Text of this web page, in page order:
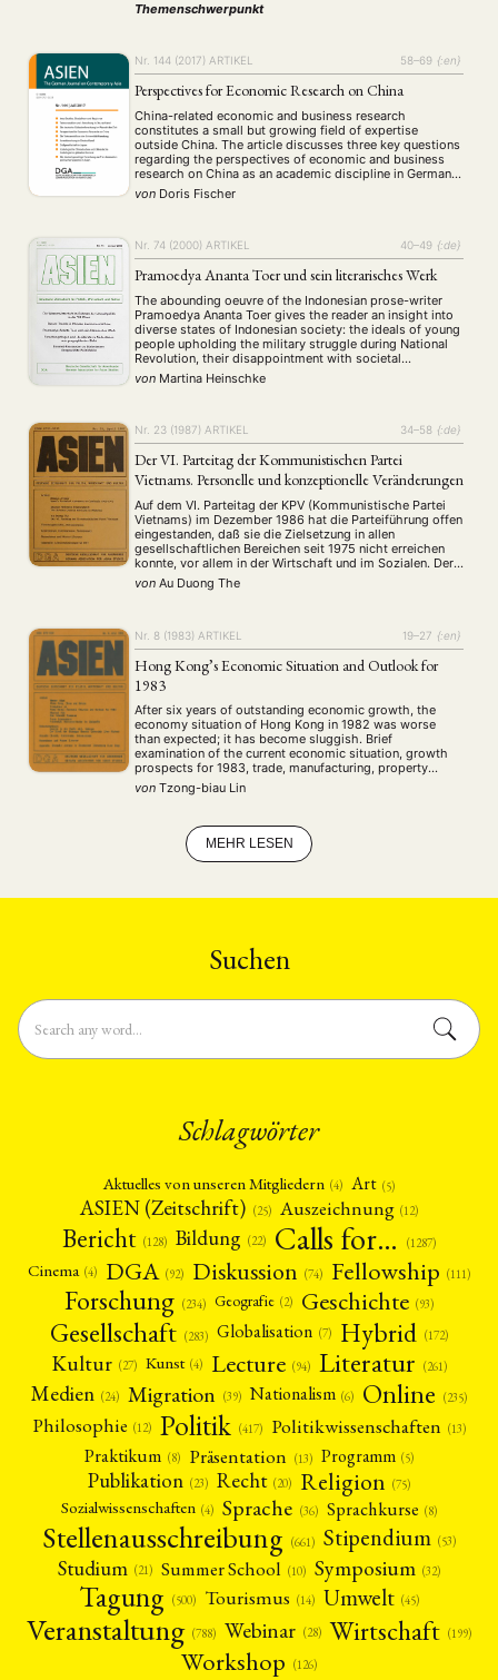
ANGEBOTE
ANTRAG AUF EINEN SMALL GRANT DER DGA
MITGLIEDSCHAFT
Aktuelles von unseren Mitgliedern (4) Art (5) ASIEN (Zeitschrift) (25)
Auszeichnung (12) Bericht (128)
Geografie (2) Geschichte (93) Gesellschaft Globalisation (7)
Hybrid (172) Kultur (27) Kunst Lecture (94) Literatur (261)
Medien Migration Nationalism Online
Philosophie (12) Politik (417) Politikwissenschaften (13) Praktikum
Präsentation (13) Programm (5) Publikation (23) Recht (20)
Religion (75) Sozialwissenschaften (4) Sprache (36) Sprachkurse (8)
Stellenausschreibung (661) Stipendium Studium
Summer School Symposium
Workshop
MITGLIEDSCHAFT STUDIUM DATENSCHUTZERKLÄRUNG
MITGLIEDERBEREICH KONTAKT SPENDEN SIE JETZT!
ENGLISH
Themenschwerpunkt
Nr. 144 (2017) ARTIKEL 58–69 {:en}
Perspectives for Economic Research on China
China-related economic and business research
constitutes a small but growing field of expertise
outside China. The article discusses three key questions
regarding the perspectives of economic and business
research on China as an academic discipline in Germany.
First, why is research on China's economy necessary and
relevant? Second, how did the discipline emerge and
von Doris Fischer
Nr. 74 (2000) ARTIKEL 40–49 {:de}
Pramoedya Ananta Toer und sein literarisches Werk
The abounding oeuvre of the Indonesian prose-writer
Pramoedya Ananta Toer gives the reader an insight into
diverse states of Indonesian society: the ideals of young
people upholding the military struggle during National
Revolution, their disappointment with societal
developments during the 1950ies, the expectations put
by left-wing nationalists into Sukarno's Guided
von Martina Heinschke
Nr. 23 (1987) ARTIKEL 34–58 {:de}
Der VI. Parteitag der Kommunistischen Partei
Vietnams. Personelle und konzeptionelle Veränderungen
Auf dem VI. Parteitag der KPV (Kommunistische Partei
Vietnams) im Dezember 1986 hat die Parteiführung offen
eingestanden, daß sie die Zielsetzung in allen
gesellschaftlichen Bereichen seit 1975 nicht erreichen
konnte, vor allem in der Wirtschaft und im Sozialen. Der
Aufsatz legt das gegenwärtige Erscheinungsbild von
Partei und Gesellschaft, den Verlauf des VI. Parteitages,
von Au Duong The
Nr. 8 (1983) ARTIKEL 19–27 {:en}
Hong Kong’s Economic Situation and Outlook for
1983
After six years of outstanding economic growth, the
economy situation of Hong Kong in 1982 was worse
than expected; it has become sluggish. Brief
examination of the current economic situation, growth
prospects for 1983, trade, manufacturing, property
market and the financial sector. The outlook of Hong
Kong's export sector depends largely on how soon new
von Tzong-biau Lin
MEHR LESEN
Suchen
Schlagwörter
Aktuelles von unseren Mitgliedern (4) Art (5)
ASIEN (Zeitschrift) (25) Auszeichnung (12)
Bericht (128) Bildung (22) Calls for… (1287)
Cinema (4) DGA (92) Diskussion (74) Fellowship (111)
Forschung (234) Geografie (2) Geschichte (93)
Gesellschaft (283) Globalisation (7) Hybrid (172)
Kultur (27) Kunst (4) Lecture (94) Literatur (261)
Medien (24) Migration (39) Nationalism (6) Online (235)
Philosophie (12) Politik (417) Politikwissenschaften (13)
Praktikum (8) Präsentation (13) Programm (5)
Publikation (23) Recht (20) Religion (75)
Sozialwissenschaften (4) Sprache (36) Sprachkurse (8)
Stellenausschreibung (661) Stipendium (53)
Studium (21) Summer School (10) Symposium (32)
Tagung (500) Tourismus (14) Umwelt (45)
Veranstaltung (788) Webinar (28) Wirtschaft (199)
Workshop (126)